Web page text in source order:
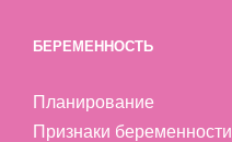
БЕРЕМЕННОСТЬ
Планирование
Признаки беременности